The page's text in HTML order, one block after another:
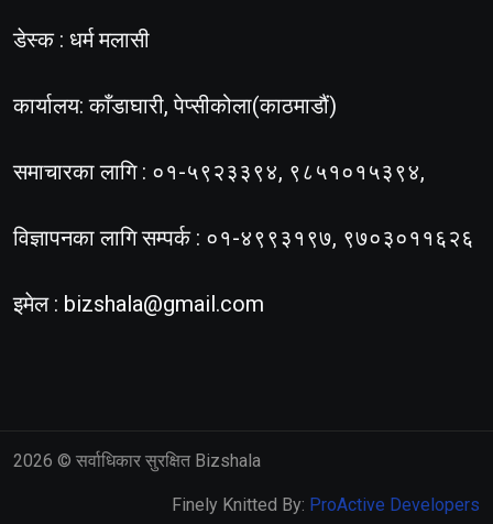
डेस्क : धर्म मलासी
कार्यालय: काँडाघारी, पेप्सीकोला(काठमाडौं)
समाचारका लागि : ०१-५९२३३९४, ९८५१०१५३९४,
विज्ञापनका लागि सम्पर्क : ०१-४९९३१९७, ९७०३०११६२६
इमेल : bizshala@gmail.com
2026 © सर्वाधिकार सुरक्षित Bizshala
Finely Knitted By: ProActive Developers